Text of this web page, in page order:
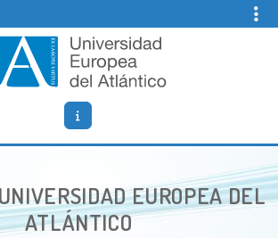
EUROPEA DEL ATLÁNTICO
de opiniones y vida universitaria sobre la
Europea del Atlántico.
EUROPEA DEL
ATLÁNTICO